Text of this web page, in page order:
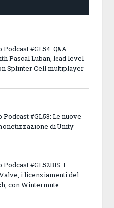
Podcast #GL54: Q&A
Pascal Luban, lead level
Splinter Cell multiplayer
Podcast #GL53: Le nuove
di Unity
Podcast #GL52BIS: I
i licenziamenti del
con Wintermute